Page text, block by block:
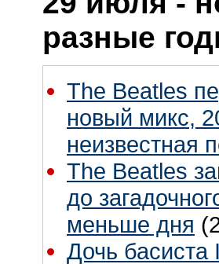
разные
The Beatles
новый микс,
неизвестная
The Beatles
до
меньше дня
Дочь